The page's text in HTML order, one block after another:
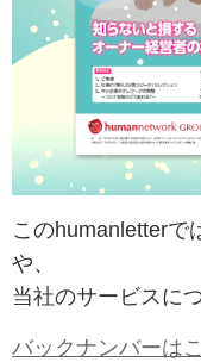
このhumanletterで
や、
当社のサービスに
バックナンバーは